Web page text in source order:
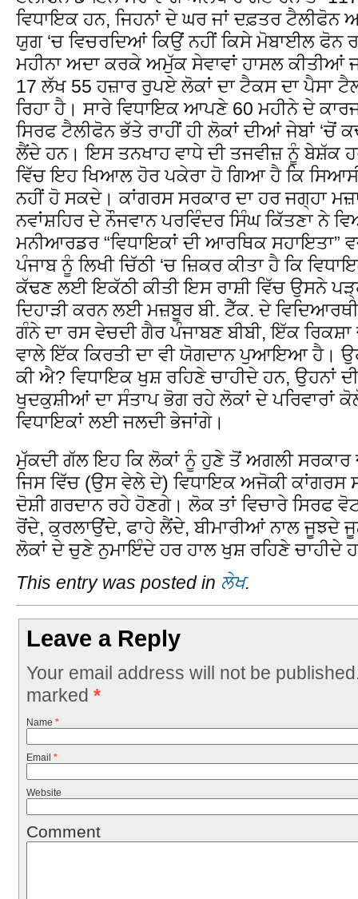
ਵਿਧਾਇਕ ਹਨ, ਜਿਹਨਾਂ ਦੇ ਘਰ ਜਾਂ ਦਫ਼ਤਰ ਟੈਲੀਫੋਨ
ਯੁਗ ‘ਚ ਵਿਚਰਦਿਆਂ ਕਿਉਂ ਨਹੀਂ ਕਿਸੇ ਮੋਬਾਈਲ ਫੋਨ
ਮਹੀਨਾ ਅਦਾ ਕਰਕੇ ਅਮੁੱਕ ਸੇਵਾਵਾਂ ਹਾਸਲ ਕੀਤੀਆਂ
17 ਲੱਖ 55 ਹਜ਼ਾਰ ਰੁਪਏ ਲੋਕਾਂ ਦਾ ਟੈਕਸ ਦਾ ਪੈਸਾ
ਰਿਹਾ ਹੈ। ਸਾਰੇ ਵਿਧਾਇਕ ਆਪਣੇ 60 ਮਹੀਨੇ ਦੇ
ਸਿਰਫ ਟੈਲੀਫੋਨ ਭੱਤੇ ਰਾਹੀਂ ਹੀ ਲੋਕਾਂ ਦੀਆਂ ਜੇਬਾਂ ‘ਚੋਂ
ਲੈਂਦੇ ਹਨ। ਇਸ ਤਨਖਾਹ ਵਾਧੇ ਦੀ ਤਜਵੀਜ਼ ਨੂੰ ਬੇਸ਼ੱਕ
ਵਿੱਚ ਇਹ ਖਿਆਲ ਹੋਰ ਪਕੇਰਾ ਹੋ ਗਿਆ ਹੈ ਕਿ
ਨਹੀਂ ਹੋ ਸਕਦੇ। ਕਾਂਗਰਸ ਸਰਕਾਰ ਦਾ ਹਰ ਜਗ੍ਹਾ
ਨਵਾਂਸ਼ਹਿਰ ਦੇ ਨੌਜਵਾਨ ਪਰਵਿੰਦਰ ਸਿੰਘ ਕਿੱਤਣਾ ਨੇ
ਮਨੀਆਰਡਰ “ਵਿਧਾਇਕਾਂ ਦੀ ਆਰਥਿਕ
ਪੰਜਾਬ ਨੂੰ ਲਿਖੀ ਚਿੱਠੀ ‘ਚ ਜ਼ਿਕਰ ਕੀਤਾ ਹੈ ਕਿ
ਕੱਢਣ ਲਈ ਇਕੱਠੀ ਕੀਤੀ ਇਸ ਰਾਸ਼ੀ ਵਿੱਚ ਉਸਨੇ
ਦਿਹਾੜੀ ਕਰਨ ਲਈ ਮਜ਼ਬੂਰ ਬੀ. ਟੈੱਕ. ਦੇ
ਗੰਨੇ ਦਾ ਰਸ ਵੇਚਦੀ ਗੈਰ ਪੰਜਾਬਣ ਬੀਬੀ, ਇੱਕ
ਵਾਲੇ ਇੱਕ ਕਿਰਤੀ ਦਾ ਵੀ ਯੋਗਦਾਨ ਪੁਆਇਆ ਹੈ।
ਕੀ ਐ? ਵਿਧਾਇਕ ਖੁਸ਼ ਰਹਿਣੇ ਚਾਹੀਦੇ ਹਨ, ਉਹਨਾਂ
ਖੁਦਕੁਸ਼ੀਆਂ ਦਾ ਸੰਤਾਪ ਭੋਗ ਰਹੇ ਲੋਕਾਂ ਦੇ ਪਰਿਵਾਰਾਂ
ਵਿਧਾਇਕਾਂ ਲਈ ਜਲਦੀ ਭੇਜਾਂਗੇ।
ਮੁੱਕਦੀ ਗੱਲ ਇਹ ਕਿ ਲੋਕਾਂ ਨੂੰ ਹੁਣੇ ਤੋਂ ਅਗਲੀ
ਜਿਸ ਵਿੱਚ (ਉਸ ਵੇਲੇ ਦੇ) ਵਿਧਾਇਕ ਅਜੋਕੀ ਕਾਂਗਰਸ
ਦੋਸ਼ੀ ਗਰਦਾਨ ਰਹੇ ਹੋਣਗੇ। ਲੋਕ ਤਾਂ ਵਿਚਾਰੇ ਸਿਰਫ
ਰੋਂਦੇ, ਕੁਰਲਾਉਂਦੇ, ਫਾਹੇ ਲੈਂਦੇ, ਬੀਮਾਰੀਆਂ ਨਾਲ ਜੂਝਦੇ
ਲੋਕਾਂ ਦੇ ਚੁਣੇ ਨੁਮਾਇੰਦੇ ਹਰ ਹਾਲ ਖੁਸ਼ ਰਹਿਣੇ ਚਾਹੀਦੇ
This entry was posted in ਲੇਖ.
Leave a Reply
Your email address will not be
marked *
Name *
Email *
Website
Comment